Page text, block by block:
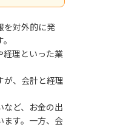
を対外的に発
経理といった業
が、会計と経理
など、お金の出
ます。一方、会